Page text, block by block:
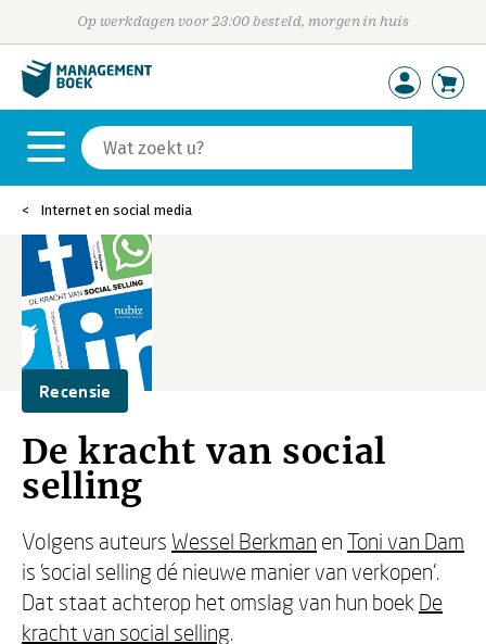
Op werkdagen voor 23:00 besteld, morgen in huis
Internet en social media
Recensie
De kracht van social
selling
Volgens auteurs Wessel Berkman en Toni van Dam
is 'social selling dé nieuwe manier van verkopen'.
Dat staat achterop het omslag van hun boek De
kracht van social selling.